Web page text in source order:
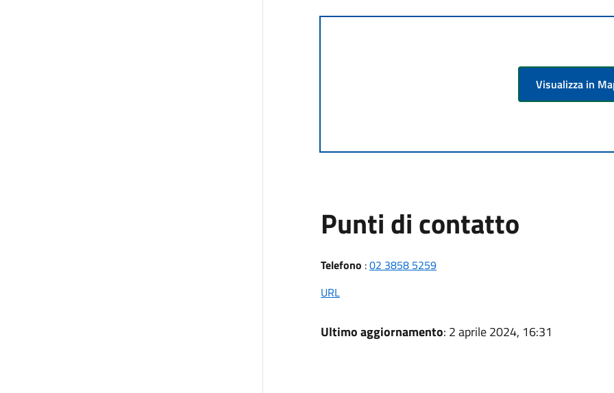
Visualizza in
Punti di contatto
Telefono :02 3858 5259
URL
Ultimo aggiornamento: 2 aprile 2024, 16:31